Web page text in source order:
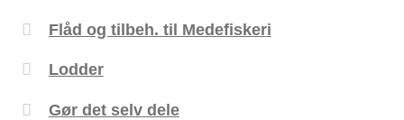
Flåd og tilbeh. til Medefiskeri
Lodder
Gør det selv dele